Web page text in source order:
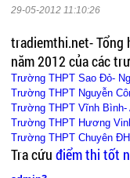
29-05-2012 11:10:26
tradiemthi.net-
năm 2012 của các
Trường THPT Sao Đỏ-
Trường THPT Nguyễn
Trường THPT Vĩnh Bình-
Trường THPT Hương
Trường THPT Chuyên
Tra cứuđiểm thi tốt